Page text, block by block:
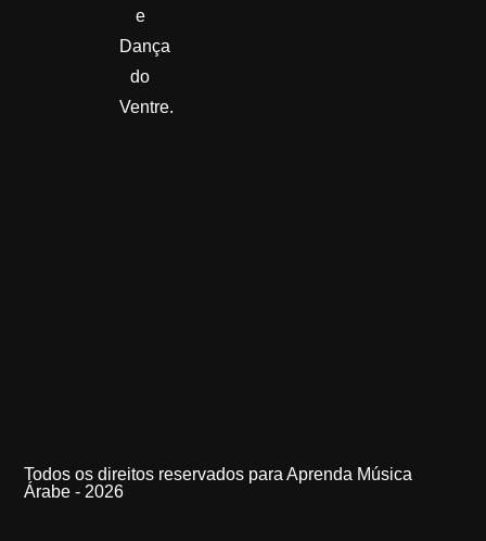
e
Dança
do
Ventre.
Todos os direitos reservados para Aprenda Música
Árabe - 2026